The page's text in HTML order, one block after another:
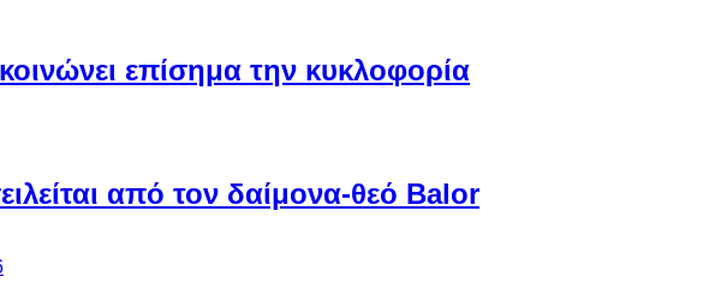
επίσημα την κυκλοφορία
από τον δαίμονα-θεό Balor